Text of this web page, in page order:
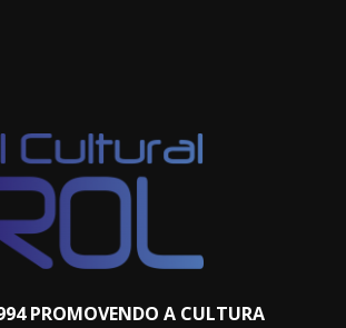
PROMOVENDO A CULTURA